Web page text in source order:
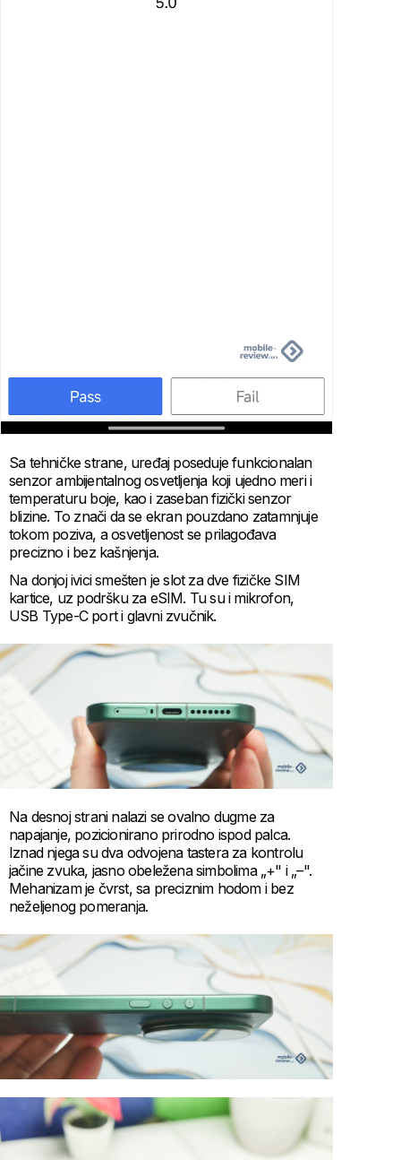
Sa tehničke strane, uređaj poseduje funkcionalan
senzor ambijentalnog osvetljenja koji ujedno meri i
temperaturu boje, kao i zaseban fizički senzor
blizine. To znači da se ekran pouzdano zatamnjuje
tokom poziva, a osvetljenost se prilagođava
precizno i bez kašnjenja.
Na donjoj ivici smešten je slot za dve fizičke SIM
kartice, uz podršku za eSIM. Tu su i mikrofon,
USB Type-C port i glavni zvučnik.
Na desnoj strani nalazi se ovalno dugme za
napajanje, pozicionirano prirodno ispod palca.
Iznad njega su dva odvojena tastera za kontrolu
jačine zvuka, jasno obeležena simbolima „+" i „–".
Mehanizam je čvrst, sa preciznim hodom i bez
neželjenog pomeranja.